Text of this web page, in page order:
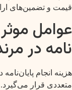
قیمت و تضمین‌های
عوامل
نامه در
هزینه انجام
متعددی قرار